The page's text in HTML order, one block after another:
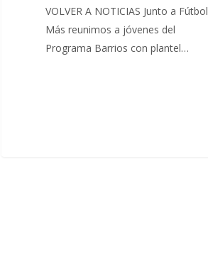
VOLVER A NOTICIAS Junto a Fútbol
Más reunimos a jóvenes del
Programa Barrios con plantel…